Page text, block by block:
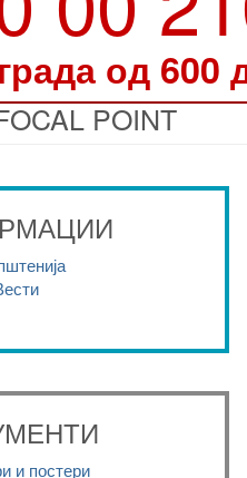
од 600
POINT
и постери